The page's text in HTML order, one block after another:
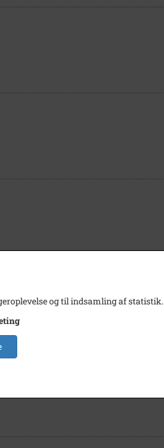
og til indsamling af statistik.